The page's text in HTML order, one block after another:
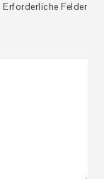
Erforderliche Felder